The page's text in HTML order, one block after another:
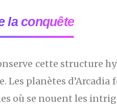
la conquête
cette structure
Les planètes
où se nouent les